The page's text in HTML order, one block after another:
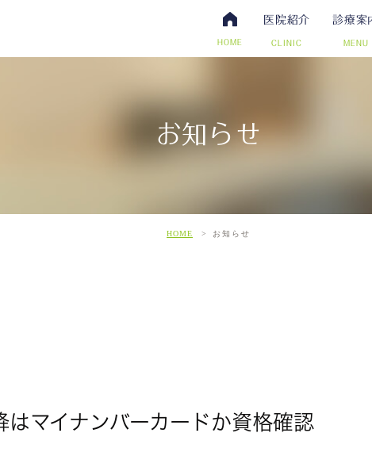
HOME
医院紹介
CLINIC
アクセス・診療時間 スタッフ募集
診療案
MENU
日帰り手術（内視鏡的ポリ
ワクチン・予防接種
お知らせ
HOME お知らせ
マイナンバーカードか資格確認